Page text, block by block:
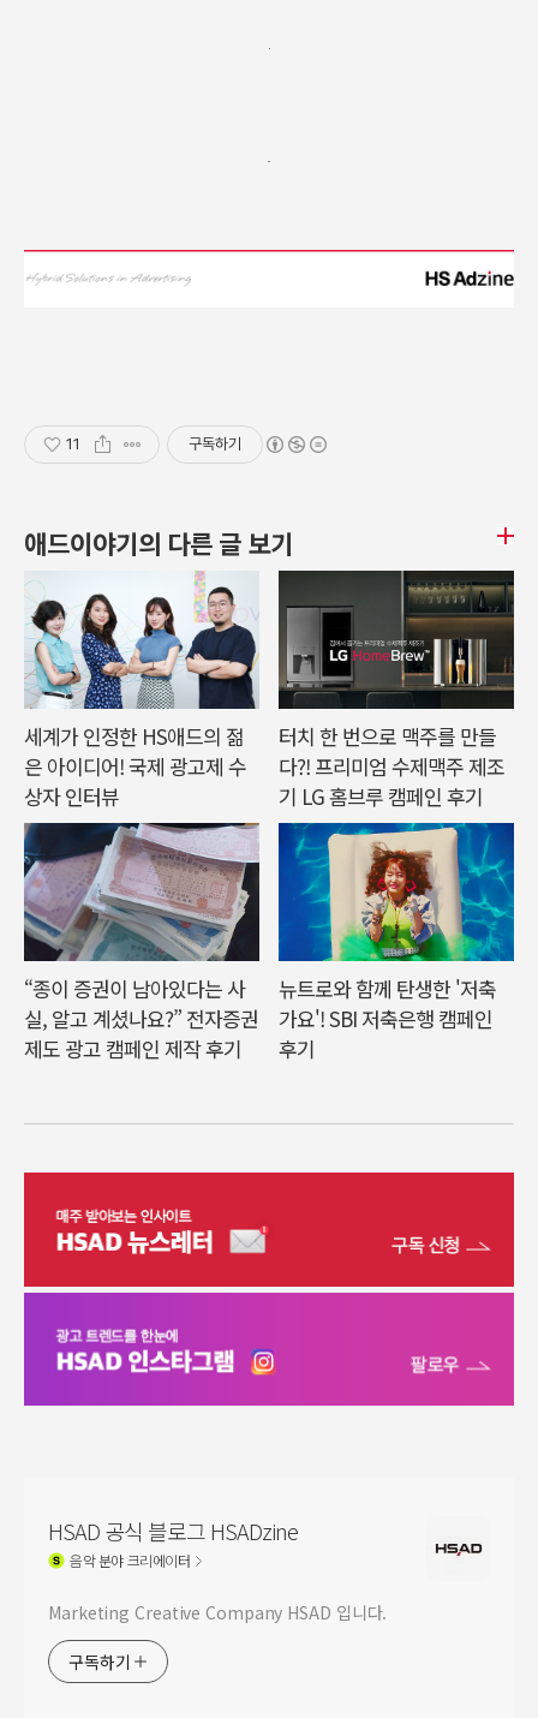
11 구독하기
애드이야기의 다른 글 보기
세계가 인정한 HS애드의 젊
은 아이디어! 국제 광고제 수
상자 인터뷰
터치 한 번으로 맥주를 만들
다?! 프리미엄 수제맥주 제조
기 LG 홈브루 캠페인 후기
“종이 증권이 남아있다는 사
실, 알고 계셨나요?” 전자증권
제도 광고 캠페인 제작 후기
뉴트로와 함께 탄생한 '저축
가요'! SBI 저축은행 캠페인
후기
HSAD 공식 블로그 HSADzine
음악분야 크리에이터
Marketing Creative Company HSAD 입니다.
구독하기